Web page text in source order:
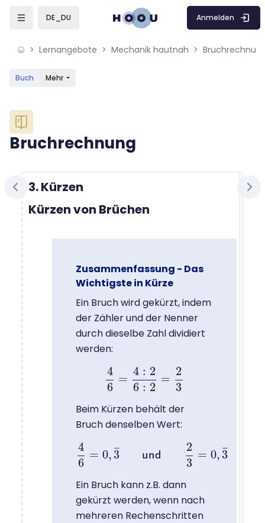
Skip to sidebar navigation menu
Skip to mobile navigation menu
Skip to sidebar hidden blocks
DE_DU Anmelden
Lernangebote Mechanik hautnah
Buch Mehr
Blöcke
Bruchrechnung
Blöcke
Abschlussbedingungen
3. Kürzen
Kürzen von Brüchen
Zusammenfassung - Das
Wichtigste in Kürze
Ein Bruch wird gekürzt, indem
der Zähler und der Nenner
durch dieselbe Zahl dividiert
werden:
4
6
=
4 : 2
6 : 2
=
2
3
4 6= 4:26:2 =2 3
Beim Kürzen behält der
Bruch denselben Wert:
4
6
= 0, 3
¯¯
¯ und
2
3
= 0, 3
¯¯
¯
4 6= ¯und ,3¯
Ein Bruch kann z.B. dann
gekürzt werden, wenn nach
mehreren Rechenschritten